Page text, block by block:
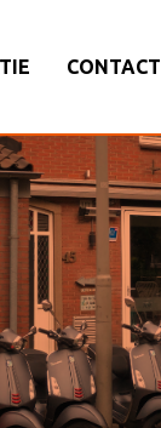
CONTACT